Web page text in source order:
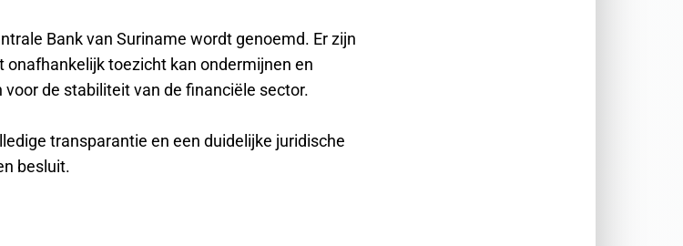
Bank van Suriname wordt genoemd. Er zijn
onafhankelijk toezicht kan ondermijnen en
voor de stabiliteit van de financiële sector.
transparantie en een duidelijke juridische
besluit.